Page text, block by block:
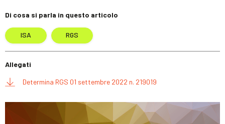
Di cosa si parla in questo articolo
ISA RGS
Allegati
Determina RGS 01 settembre 2022 n. 219019